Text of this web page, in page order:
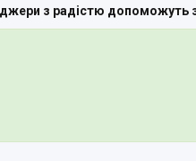
з радістю допоможуть